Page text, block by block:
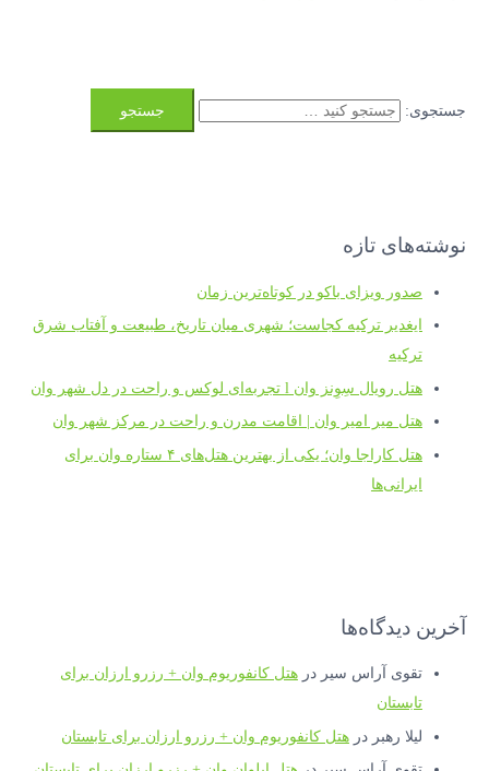
جستجوی:
نوشته‌های تازه
صدور ویزای باکو در کوتاه‌ترین زمان
ایغدیر ترکیه کجاست؛ شهری میان تاریخ، طبیعت و آفتاب شرق
ترکیه
هتل رویال سِوِنز وان l تجربه‌ای لوکس و راحت در دل شهر وان
هتل میر امیر وان | اقامت مدرن و راحت در مرکز شهر وان
هتل کاراجا وان؛ یکی از بهترین هتل‌های ۴ ستاره وان برای
ایرانی‌ها
آخرین دیدگاه‌ها
تقوی آراس سیر درهتل کانفوریوم وان + رزرو ارزان برای
تابستان
لیلا رهبر درهتل کانفوریوم وان + رزرو ارزان برای تابستان